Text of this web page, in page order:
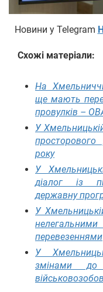
Новини у Telegram
Схожі матеріали:
На
ще мають
провулків –
У
року
У
діалог із
державну
У
перевезеннями
У
змінами до